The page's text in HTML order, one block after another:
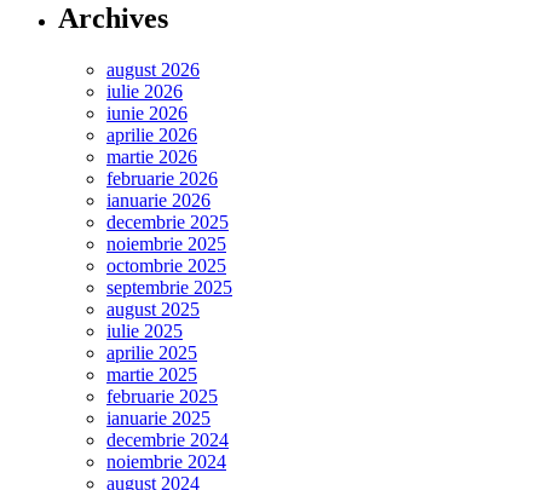
Archives
august 2026
iulie 2026
iunie 2026
aprilie 2026
martie 2026
februarie 2026
ianuarie 2026
decembrie 2025
noiembrie 2025
octombrie 2025
septembrie 2025
august 2025
iulie 2025
aprilie 2025
martie 2025
februarie 2025
ianuarie 2025
decembrie 2024
noiembrie 2024
august 2024